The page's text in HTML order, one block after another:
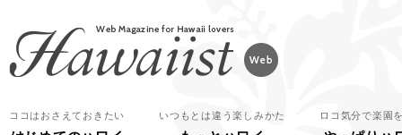
ココはおさえておきたい いつもとは違う楽しみかた ロコ気分で楽園